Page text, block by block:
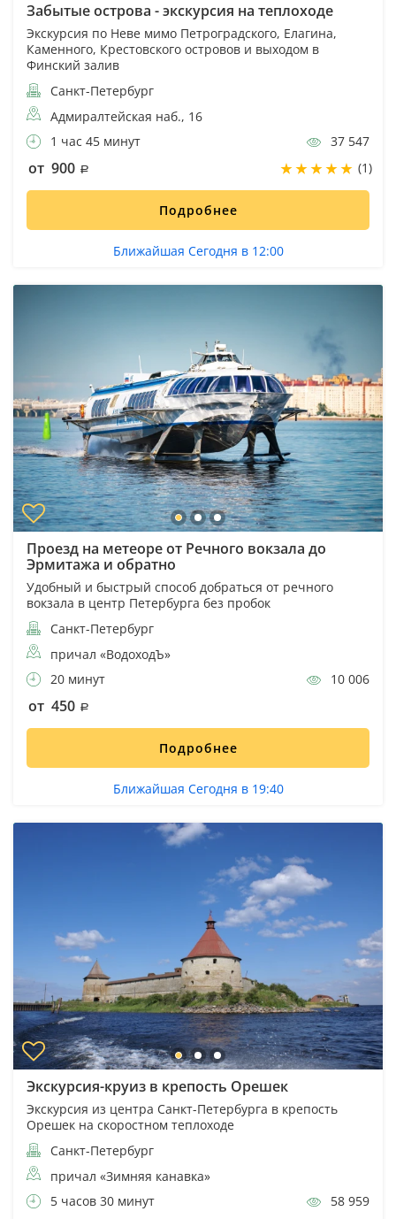
Забытые острова - экскурсия на теплоходе
Экскурсия по Неве мимо Петроградского, Елагина,
Каменного, Крестовского островов и выходом в
Финский залив
Санкт-Петербург
Адмиралтейская наб., 16
1 час 45 минут
37 547
от 900 (1)
Подробнее
Ближайшая Сегодня в 12:00
Проезд на метеоре от Речного вокзала до
Эрмитажа и обратно
Удобный и быстрый способ добраться от речного
вокзала в центр Петербурга без пробок
Санкт-Петербург
причал «ВодоходЪ»
20 минут
10 006
от 450
Подробнее
Ближайшая Сегодня в 19:40
Экскурсия-круиз в крепость Орешек
Экскурсия из центра Санкт-Петербурга в крепость
Орешек на скоростном теплоходе
Санкт-Петербург
причал «Зимняя канавка»
5 часов 30 минут
58 959